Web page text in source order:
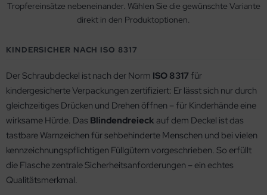
Tropfereinsätze nebeneinander. Wählen Sie die gewünschte Variante
direkt in den Produktoptionen.
KINDERSICHER NACH ISO 8317
Der Schraubdeckel ist nach der Norm ISO 8317für
kindergesicherte Verpackungen zertifiziert: Er lässt sich nur durch
gleichzeitiges Drücken und Drehen öffnen – für Kinderhände eine
wirksame Hürde. Das Blindendreieck auf dem Deckel ist das
tastbare Warnzeichen für sehbehinderte Menschen und bei vielen
kennzeichnungspflichtigen Füllgütern vorgeschrieben. So erfüllt
die Flasche zentrale Sicherheitsanforderungen – ein echtes
Qualitätsmerkmal.